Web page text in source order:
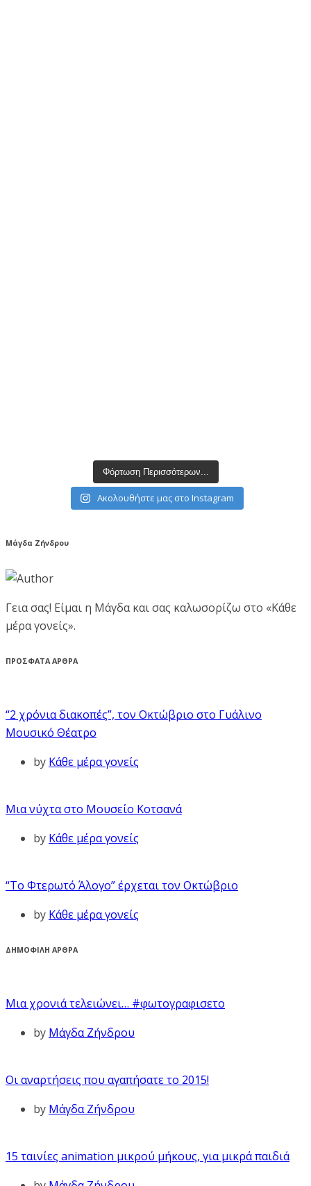
Φόρτωση Περισσότερων...
Ακολουθήστε μας στο Instagram
Μάγδα Ζήνδρου
Γεια σας! Είμαι η Μάγδα και σας καλωσορίζω στο «Κάθε
μέρα γονείς».
ΠΡΟΣΦΑΤΑ ΑΡΘΡΑ
“2 χρόνια διακοπές”, τον Οκτώβριο στο Γυάλινο
Μουσικό Θέατρο
by Κάθε μέρα γονείς
Μια νύχτα στο Μουσείο Κοτσανά
by Κάθε μέρα γονείς
“Το Φτερωτό Άλογο” έρχεται τον Οκτώβριο
by Κάθε μέρα γονείς
ΔΗΜΟΦΙΛΗ ΑΡΘΡΑ
Μια χρονιά τελειώνει… #φωτογραφισετο
by Μάγδα Ζήνδρου
Οι αναρτήσεις που αγαπήσατε το 2015!
by Μάγδα Ζήνδρου
15 ταινίες animation μικρού μήκους, για μικρά παιδιά